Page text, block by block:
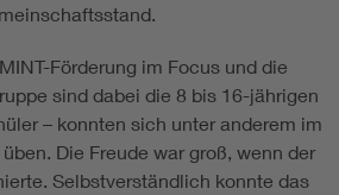
Förderung im Focus und die
sind dabei die 8 bis 16-jährigen
– konnten sich unter anderem im
Die Freude war groß, wenn der
Selbstverständlich konnte das